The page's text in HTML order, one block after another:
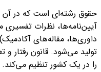
حقوق رشته‌ای است که در آن
آیین‌نامه‌ها، نظرات تفسیری
داوری‌ها، مقاله‌های آکادمیک)
تولید می‌شود. قانون رفتار
را در یک کشور تنظیم می‌کند.